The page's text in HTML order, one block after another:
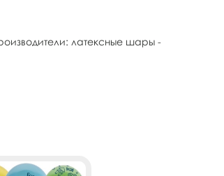
латексные шары -